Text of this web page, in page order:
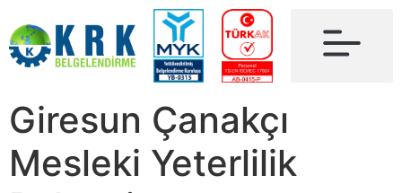
Giresun Çanakçı
Mesleki Yeterlilik